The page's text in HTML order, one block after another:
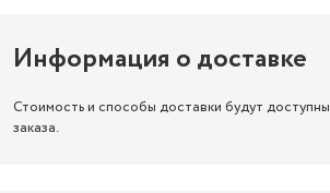
Информация о доставке
Стоимость и способы доставки будут
заказа.